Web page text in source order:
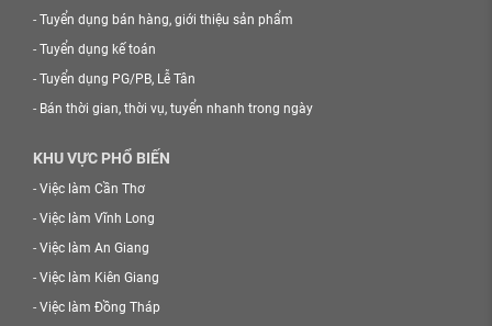
- Tuyển dụng bán hàng, giới thiệu sản phẩm
- Tuyển dụng kế toán
- Tuyển dụng PG/PB, Lễ Tân
- Bán thời gian, thời vụ, tuyển nhanh trong ngày
KHU VỰC PHỔ BIẾN
- Việc làm Cần Thơ
- Việc làm Vĩnh Long
- Việc làm An Giang
- Việc làm Kiên Giang
- Việc làm Đồng Tháp